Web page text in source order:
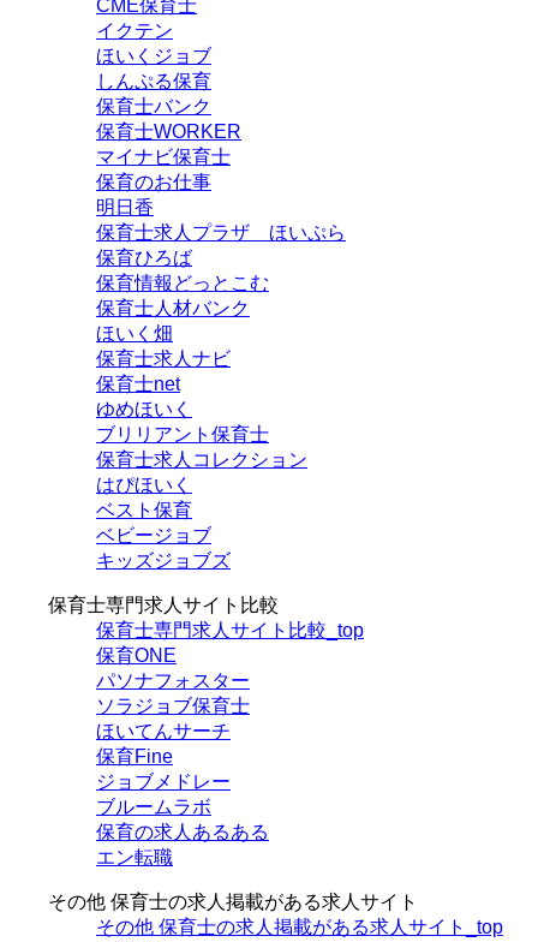
CME保育士
イクテン
ほいくジョブ
しんぷる保育
保育士バンク
保育士WORKER
マイナビ保育士
保育のお仕事
明日香
保育士求人プラザ ほいぷら
保育ひろば
保育情報どっとこむ
保育士人材バンク
ほいく畑
保育士求人ナビ
保育士net
ゆめほいく
ブリリアント保育士
保育士求人コレクション
はぴほいく
ベスト保育
ベビージョブ
キッズジョブズ
保育士専門求人サイト比較
保育士専門求人サイト比較_top
保育ONE
パソナフォスター
ソラジョブ保育士
ほいてんサーチ
保育Fine
ジョブメドレー
ブルームラボ
保育の求人あるある
エン転職
その他 保育士の求人掲載がある求人サイト
その他 保育士の求人掲載がある求人サイト_top